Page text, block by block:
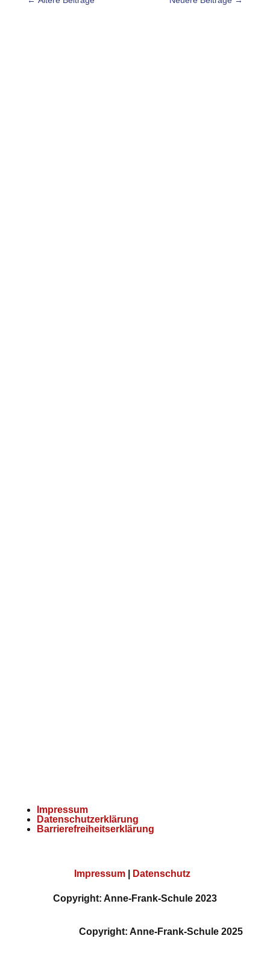
Impressum
Datenschutzerklärung
Barrierefreiheitserklärung
Impressum Datenschutz
Copyright: Anne-Frank-Schule 2023
Copyright: Anne-Frank-Schule 2025